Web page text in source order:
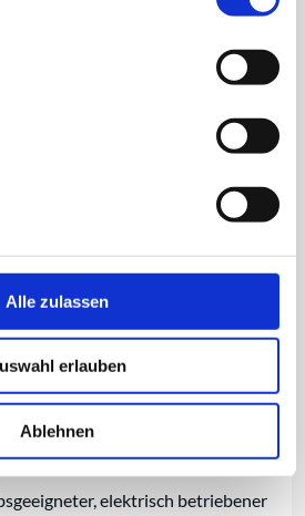
Alle zulassen
erlauben
Ablehnen
22
elektrisch betriebener